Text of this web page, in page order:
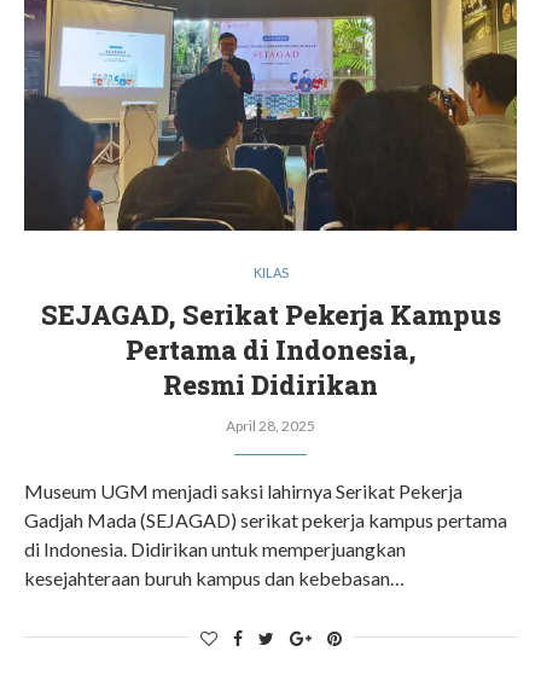
KILAS
SEJAGAD, Serikat Pekerja Kampus
Pertama di Indonesia,
Resmi Didirikan
April 28, 2025
Museum UGM menjadi saksi lahirnya Serikat Pekerja
Gadjah Mada (SEJAGAD) serikat pekerja kampus pertama
di Indonesia. Didirikan untuk memperjuangkan
kesejahteraan buruh kampus dan kebebasan…